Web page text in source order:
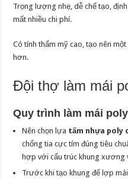
Trọng lượng nhẹ, dễ chế tạo,
mất nhiều chi phí.
Có tính thẩm mỹ cao, tạo nên
hơn.
Đội thợ làm mái
Quy trình làm mái
Nên chọn lựa tấm nhựa poly
chống tia cực tím đúng tiêu
hợp với cấu trúc khung xương
Trước khi tạo khung để lợp